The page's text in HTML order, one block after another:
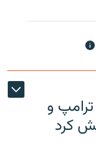
و
کرد